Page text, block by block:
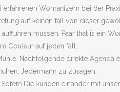
Womanizern bei der
auf keinen fall von dieser
mussen. Paar that is ein
Couleur auf jeden fall.
Nachfolgende direkte Agenda
Jedermann zu zusagen.
Die kunden einander mit